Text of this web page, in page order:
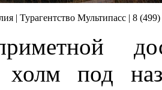
| Турагентство Мультипасс | 8
холм под